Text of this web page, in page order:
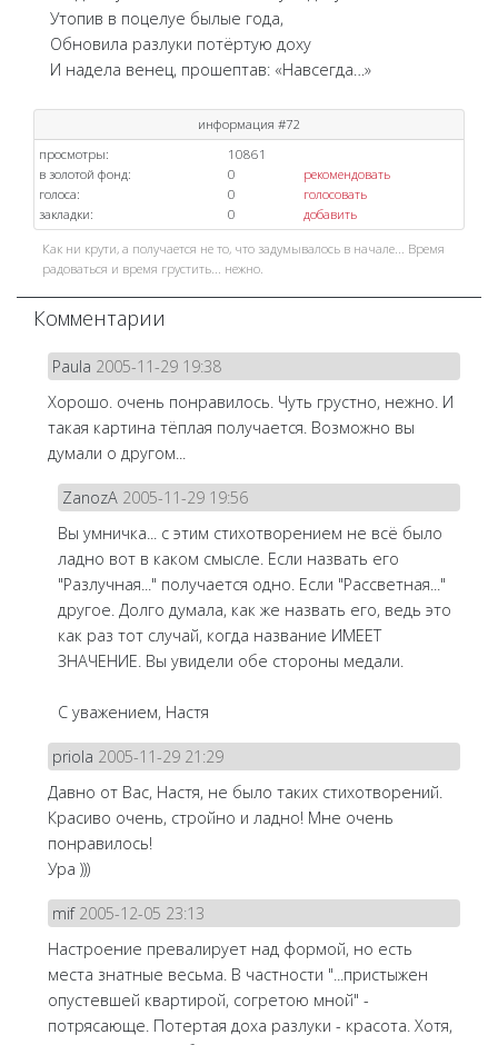
Утопив в поцелуе былые года,
Обновила разлуки потёртую доху
И надела венец, прошептав: «Навсегда…»
информация #72
просмотры:
10861
в золотой фонд:
0
рекомендовать
голоса:
0
голосовать
закладки:
0 добавить
Как ни крути, а получается не то, что задумывалось в начале... Время
радоваться и время грустить... нежно.
Комментарии
Paula 2005-11-29 19:38
Хорошо. очень понравилось. Чуть грустно, нежно. И
такая картина тёплая получается. Возможно вы
думали о другом...
ZanozA 2005-11-29 19:56
Вы умничка... с этим стихотворением не всё было
ладно вот в каком смысле. Если назвать его
"Разлучная..." получается одно. Если "Рассветная..."
другое. Долго думала, как же назвать его, ведь это
как раз тот случай, когда название ИМЕЕТ
ЗНАЧЕНИЕ. Вы увидели обе стороны медали.
С уважением, Настя
priola 2005-11-29 21:29
Давно от Вас, Настя, не было таких стихотворений.
Красиво очень, стройно и ладно! Мне очень
понравилось!
Ура )))
mif 2005-12-05 23:13
Настроение превалирует над формой, но есть
места знатные весьма. В частности "...пристыжен
опустевшей квартирой, согретою мной" -
потрясающе. Потертая доха разлуки - красота. Хотя,